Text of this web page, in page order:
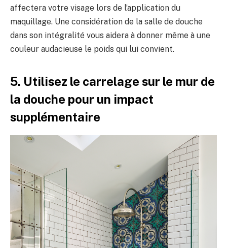
affectera votre visage lors de l’application du
maquillage. Une considération de la salle de douche
dans son intégralité vous aidera à donner même à une
couleur audacieuse le poids qui lui convient.
5. Utilisez le carrelage sur le mur de
la douche pour un impact
supplémentaire